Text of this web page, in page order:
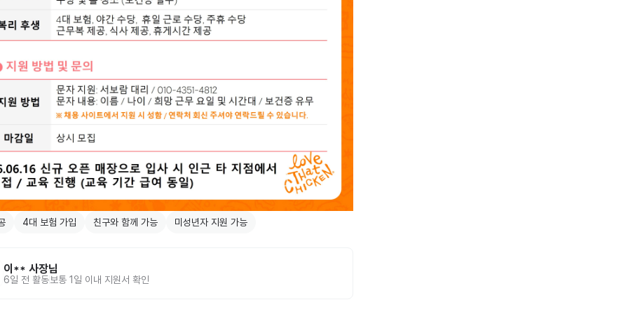
4대 보험 가입 친구와 함께 가능 미성년자 지원 가능
이** 사장님
6일 전 활동보통 1일 이내 지원서 확인